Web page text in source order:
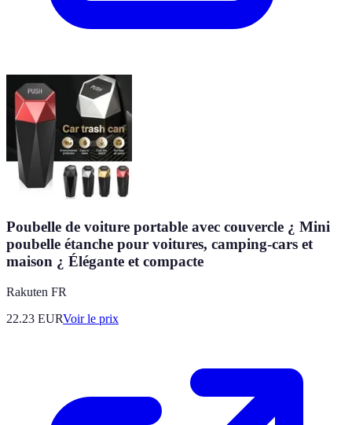
Poubelle de voiture portable avec couvercle ¿ Mini
poubelle étanche pour voitures, camping-cars et
maison ¿ Élégante et compacte
Rakuten FR
22.23 EURVoir le prix